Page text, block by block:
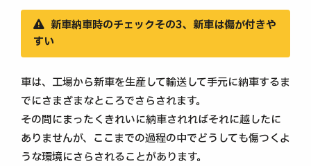
新車納車時のチェックその3、新車は傷が付きや
すい
車は、工場から新車を生産して輸送して手元に納車するま
でにさまざまなところでさらされます。
その間にまったくきれいに納車されればそれに越したに
ありませんが、ここまでの過程の中でどうしても傷つくよ
うな環境にさらされることがあります。